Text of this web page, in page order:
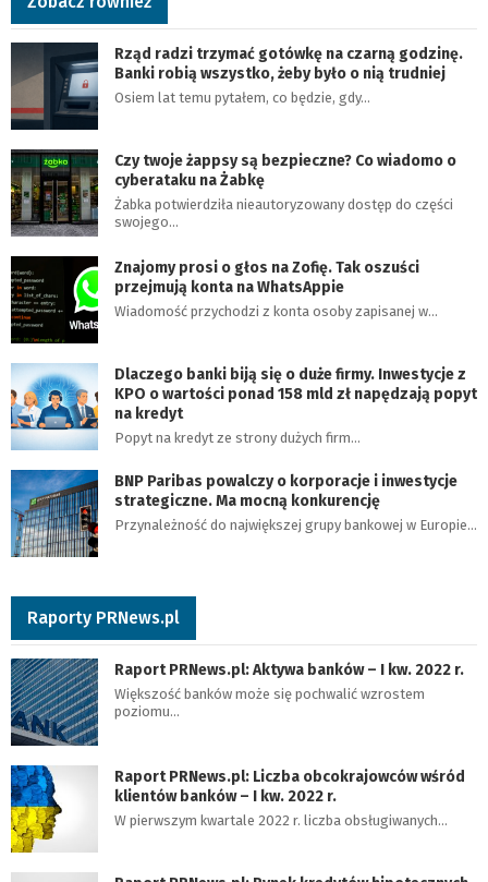
Rząd radzi trzymać gotówkę na czarną godzinę.
Banki robią wszystko, żeby było o nią trudniej
Osiem lat temu pytałem, co będzie, gdy…
Czy twoje żappsy są bezpieczne? Co wiadomo o
cyberataku na Żabkę
Żabka potwierdziła nieautoryzowany dostęp do części
swojego…
Znajomy prosi o głos na Zofię. Tak oszuści
przejmują konta na WhatsAppie
Wiadomość przychodzi z konta osoby zapisanej w…
Dlaczego banki biją się o duże firmy. Inwestycje z
KPO o wartości ponad 158 mld zł napędzają popyt
na kredyt
Popyt na kredyt ze strony dużych firm…
BNP Paribas powalczy o korporacje i inwestycje
strategiczne. Ma mocną konkurencję
Przynależność do największej grupy bankowej w Europie…
Raporty PRNews.pl
Raport PRNews.pl: Aktywa banków – I kw. 2022 r.
Większość banków może się pochwalić wzrostem
poziomu…
Raport PRNews.pl: Liczba obcokrajowców wśród
klientów banków – I kw. 2022 r.
W pierwszym kwartale 2022 r. liczba obsługiwanych…